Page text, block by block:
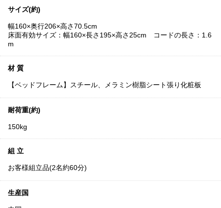
サイズ(約)
幅160×奥行206×高さ70.5cm
床面有効サイズ：幅160×長さ195×高さ25cm コードの長さ：1.6
m
材 質
【ベッドフレーム】スチール、メラミン樹脂シート張り化粧板
耐荷重(約)
150kg
組 立
お客様組立品(2名約60分)
生産国